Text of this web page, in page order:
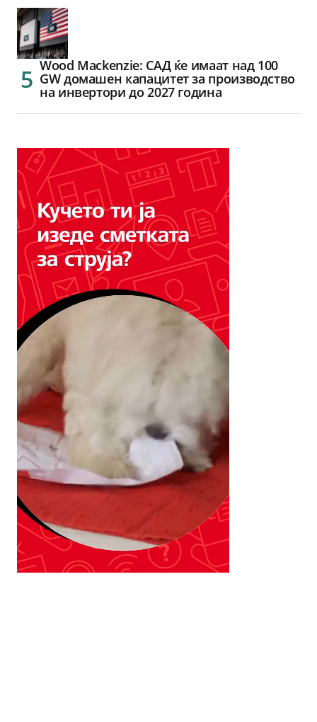
Wood Mackenzie: САД ќе имаат над 100
GW домашен капацитет за производство
на инвертори до 2027 година